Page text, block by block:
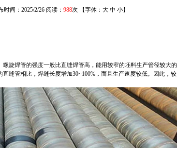
间：2025/2/26 阅读： 988次 【字体： 大 中 小】
旋焊管的强度一般比直缝焊管高，能用较窄的坯料生产管径较大的
缝管相比，焊缝长度增加30~100%，而且生产速度较低。因此，较